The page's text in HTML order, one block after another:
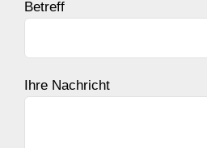
Betreff
Ihre Nachricht